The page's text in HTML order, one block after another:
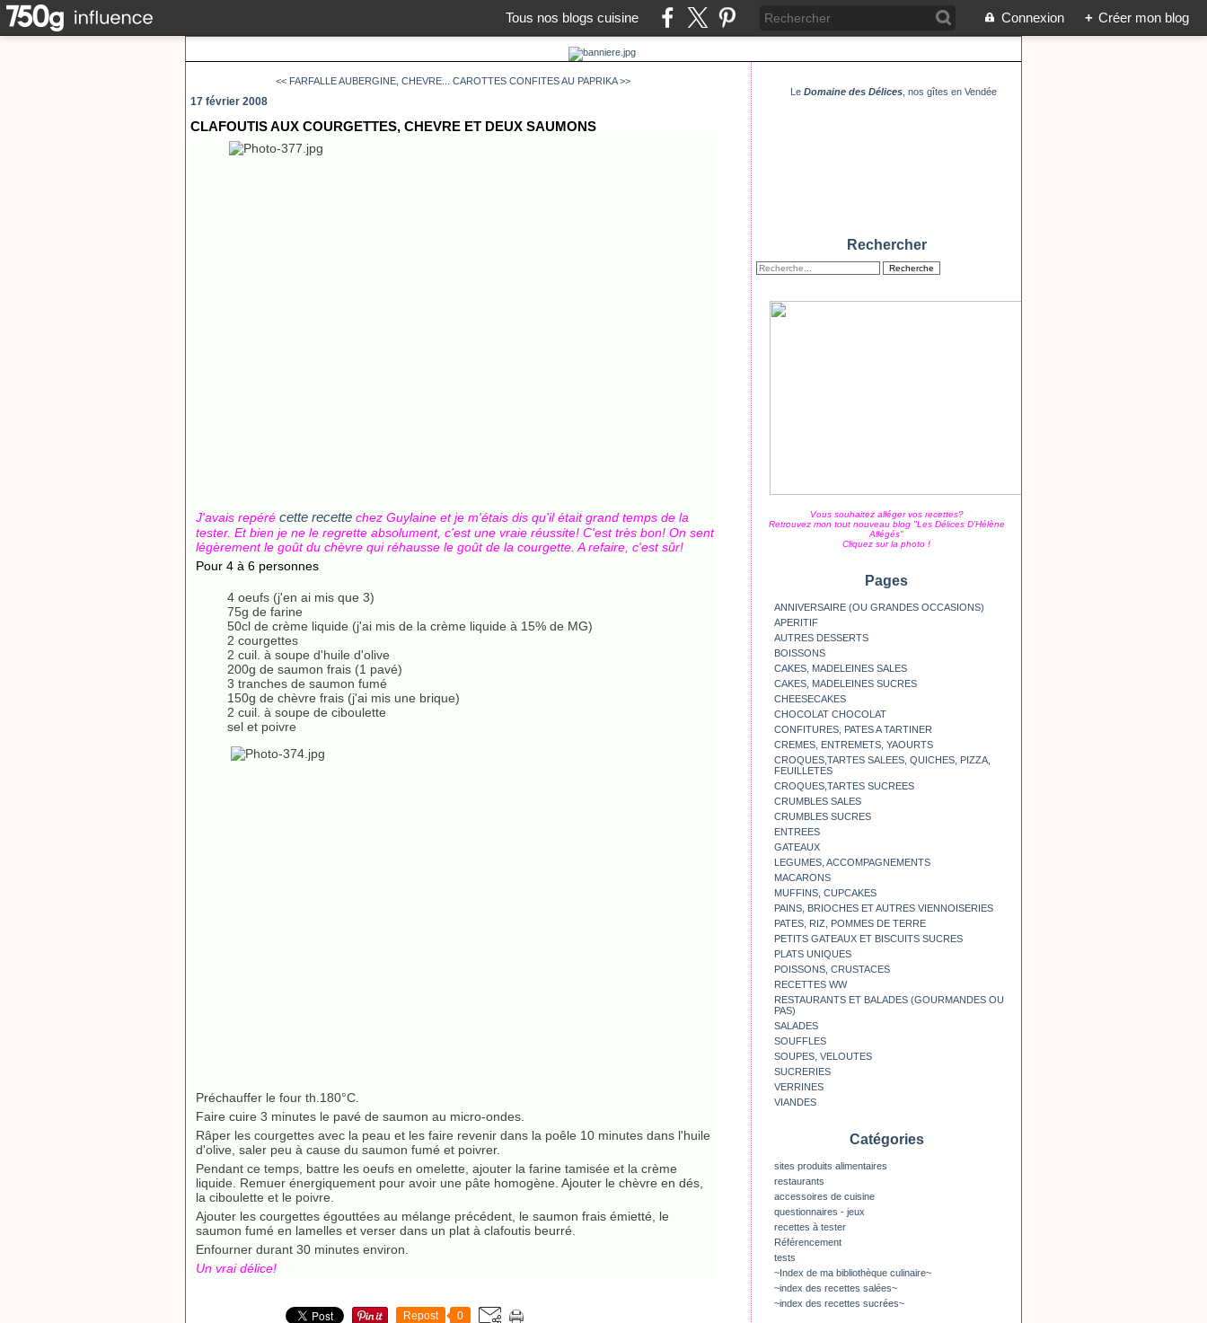
Tous nos blogs cuisine Connexion + Créer mon blog
<< FARFALLE AUBERGINE, CHEVRE... CAROTTES CONFITES AU PAPRIKA >>
17 février 2008
CLAFOUTIS AUX COURGETTES, CHEVRE ET DEUX SAUMONS
J'avais repéré cette recette chez Guylaine et je m'étais dis qu'il était grand temps de la
tester. Et bien je ne le regrette absolument, c'est une vraie réussite! C'est très bon! On sent
légèrement le goût du chèvre qui réhausse le goût de la courgette. A refaire, c'est sûr!
Pour 4 à 6 personnes
4 oeufs (j'en ai mis que 3)
75g de farine
50cl de crème liquide (j'ai mis de la crème liquide à 15% de MG)
2 courgettes
2 cuil. à soupe d'huile d'olive
200g de saumon frais (1 pavé)
3 tranches de saumon fumé
150g de chèvre frais (j'ai mis une brique)
2 cuil. à soupe de ciboulette
sel et poivre
Préchauffer le four th.180°C.
Faire cuire 3 minutes le pavé de saumon au micro-ondes.
Râper les courgettes avec la peau et les faire revenir dans la poêle 10 minutes dans l'huile
d'olive, saler peu à cause du saumon fumé et poivrer.
Pendant ce temps, battre les oeufs en omelette, ajouter la farine tamisée et la crème
liquide. Remuer énergiquement pour avoir une pâte homogène. Ajouter le chèvre en dés,
la ciboulette et le poivre.
Ajouter les courgettes égouttées au mélange précédent, le saumon frais émietté, le
saumon fumé en lamelles et verser dans un plat à clafoutis beurré.
Enfourner durant 30 minutes environ.
Un vrai délice!
Repost 0
Le Domaine des Délices, nos gîtes en Vendée
Rechercher
Vous souhaitez alléger vos recettes?
Retrouvez mon tout nouveau blog "Les Délices D'Hélène
Allégés"
Cliquez sur la photo !
Pages
ANNIVERSAIRE (OU GRANDES OCCASIONS)
APERITIF
AUTRES DESSERTS
BOISSONS
CAKES, MADELEINES SALES
CAKES, MADELEINES SUCRES
CHEESECAKES
CHOCOLAT CHOCOLAT
CONFITURES, PATES A TARTINER
CREMES, ENTREMETS, YAOURTS
CROQUES,TARTES SALEES, QUICHES, PIZZA,
FEUILLETES
CROQUES,TARTES SUCREES
CRUMBLES SALES
CRUMBLES SUCRES
ENTREES
GATEAUX
LEGUMES, ACCOMPAGNEMENTS
MACARONS
MUFFINS, CUPCAKES
PAINS, BRIOCHES ET AUTRES VIENNOISERIES
PATES, RIZ, POMMES DE TERRE
PETITS GATEAUX ET BISCUITS SUCRES
PLATS UNIQUES
POISSONS, CRUSTACES
RECETTES WW
RESTAURANTS ET BALADES (GOURMANDES OU
PAS)
SALADES
SOUFFLES
SOUPES, VELOUTES
SUCRERIES
VERRINES
VIANDES
Catégories
sites produits alimentaires
restaurants
accessoires de cuisine
questionnaires - jeux
recettes à tester
Référencement
tests
~Index de ma bibliothèque culinaire~
~index des recettes salées~
~index des recettes sucrées~